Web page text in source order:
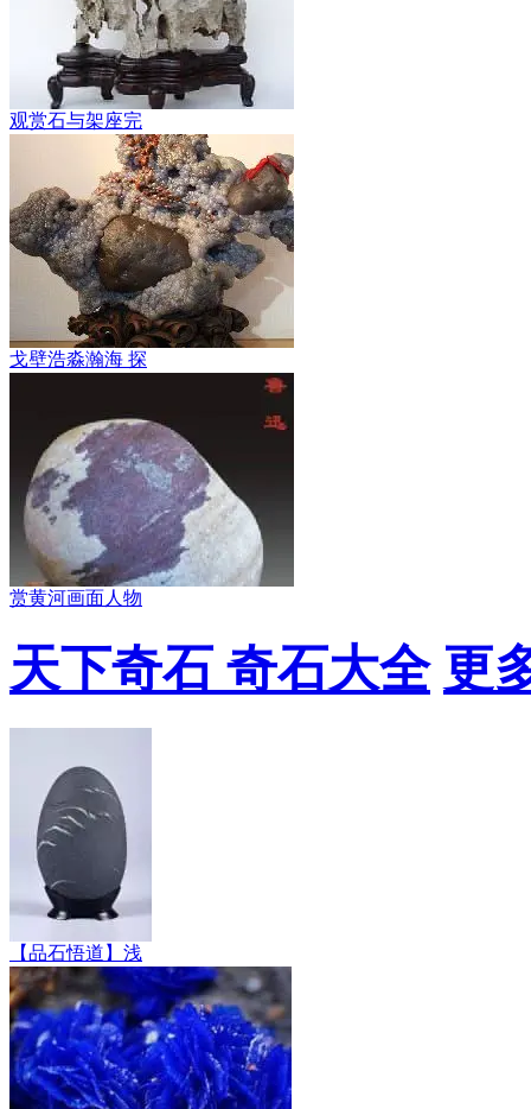
观赏石与架座完
戈壁浩淼瀚海 探
赏黄河画面人物
天下奇石 奇石大全 更
【品石悟道】浅